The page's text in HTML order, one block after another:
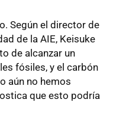
Según el director de
de la AIE, Keisuke
de alcanzar un
fósiles, y el carbón
aún no hemos
que esto podría